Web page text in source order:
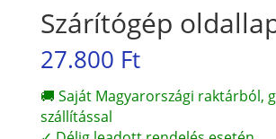
Szárítógép
27.800 Ft
🚚 Saját Magyarországi raktárból,
szállítással